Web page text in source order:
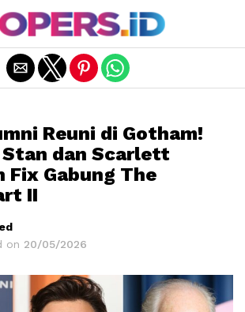
Reuni di Gotham!
dan Scarlett
Fix Gabung The
II
on 20/05/2026
Exit mobile version